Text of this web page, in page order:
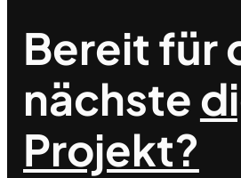
Bereit für
nächste
Projekt?